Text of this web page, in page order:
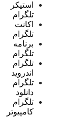
استیکر
تلگرام
اکانت
تلگرام
برنامه
تلگرام
تلگرام
اندروید
تلگرام
دانلود
تلگرام
کامپیوتر